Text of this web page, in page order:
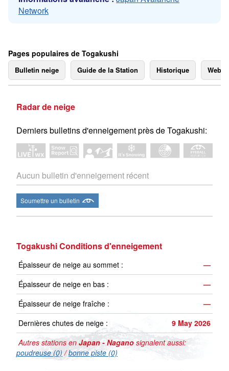
Network
Pages populaires de Togakushi
Bulletin neige Guide de la Station Historique
Radar de neige
Derniers bulletins d'enneigement près de Togakushi:
Aucun bulletin d'enneigement récent
Soumettre un bulletin
Togakushi Conditions d'enneigement
Épaisseur de neige au sommet :
—
Épaisseur de neige en bas :
—
Épaisseur de neige fraîche :
—
Dernières chutes de neige :
9 May 2026
Autres stations en Japan - Nagano signalent aussi:
poudreuse (0) /bonne piste (0)